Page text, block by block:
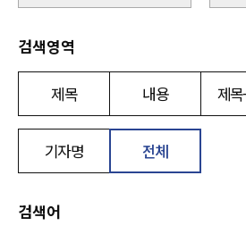
검색영역
제목 내용 제
기자명 전체
검색어